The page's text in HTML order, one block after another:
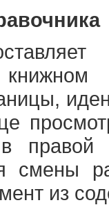
правой
смены
из